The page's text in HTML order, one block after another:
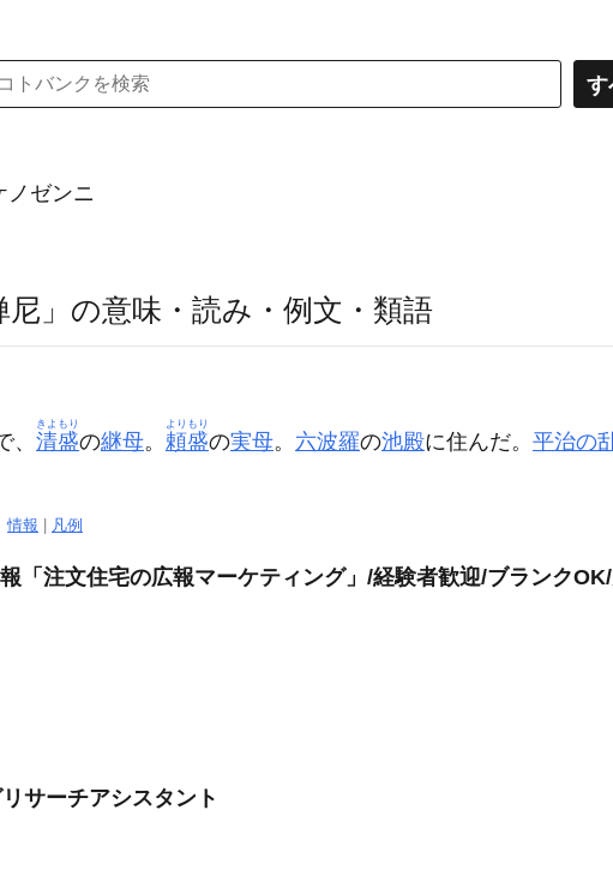
ノゼンニ
尼」の意味・読み・例文・類語
、 清盛
きよもり
の継母。 頼盛
よりもり
の実母。 六波羅の池殿に住んだ。 平治の
情報 凡例
「注文住宅の広報マーケティング」/経験者歓迎/ブランク
サーチアシスタント